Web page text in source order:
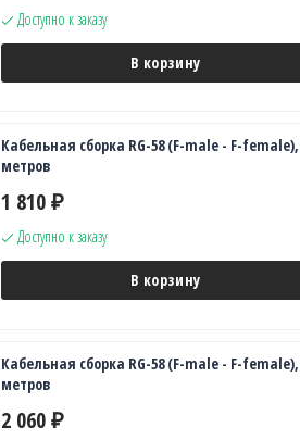
Доступно к заказу
В корзину
Кабельная сборка RG-58 (F-male - F-female),
метров
1 810 ₽
Доступно к заказу
В корзину
Кабельная сборка RG-58 (F-male - F-female),
метров
2 060 ₽